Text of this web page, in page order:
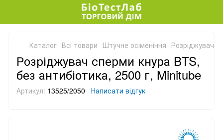
Каталог Всі товари Штучне осіменіння Розріджувач
Розріджувач сперми кнура BTS,
без антибіотика, 2500 г, Minitube
Артикул: 13525/2050 Написати відгук